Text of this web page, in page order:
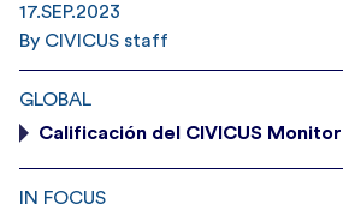
17.SEP.2023
By CIVICUS staff
GLOBAL
Calificación del CIVICUS
IN FOCUS